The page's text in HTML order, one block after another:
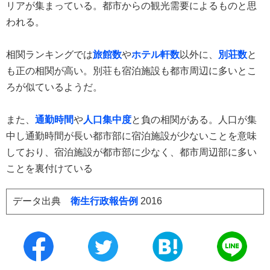
リアが集まっている。都市からの観光需要によるものと思
われる。
相関ランキングでは旅館数やホテル軒数以外に、 別荘数と
も正の相関が高い。別荘も宿泊施設も都市周辺に多いとこ
ろが似ているようだ。
また、 通勤時間や人口集中度と負の相関がある。人口が集
中し通勤時間が長い都市部に宿泊施設が少ないことを意味
しており、宿泊施設が都市部に少なく、都市周辺部に多い
ことを裏付けている
データ出典 衛生行政報告例 2016